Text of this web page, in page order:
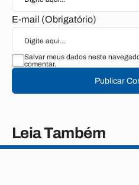
E-mail (Obrigatório)
Salvar meus dados neste
comentar.
Publicar
Leia Também